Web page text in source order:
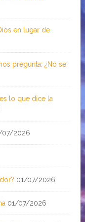
en lugar de
pregunta: ¿No se
lo que dice la
07/2026
01/07/2026
01/07/2026